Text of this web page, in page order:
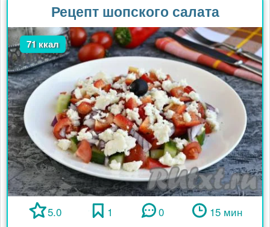
Рецепт шопского салата
71 ккал
5.0 1 0 15 мин